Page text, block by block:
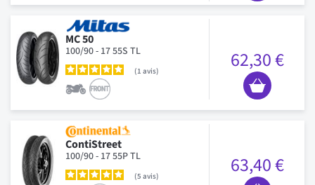
MC 50
100/90 - 17 55S TL
1 avis 62,30 €
ContiStreet
100/90 - 17 55P TL
5 avis 63,40 €